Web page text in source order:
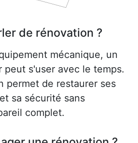
de rénovation ?
mécanique, un
peut s'user avec le temps.
permet de restaurer ses
sa sécurité sans
complet.